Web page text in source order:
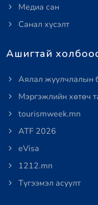
Медиа сан
Санал хүсэлт
Ашигтай
Аялал жуулчлалын
Мэргэжлийн хөтөч
tourismweek.mn
ATF 2026
eVisa
1212.mn
Түгээмэл асуулт